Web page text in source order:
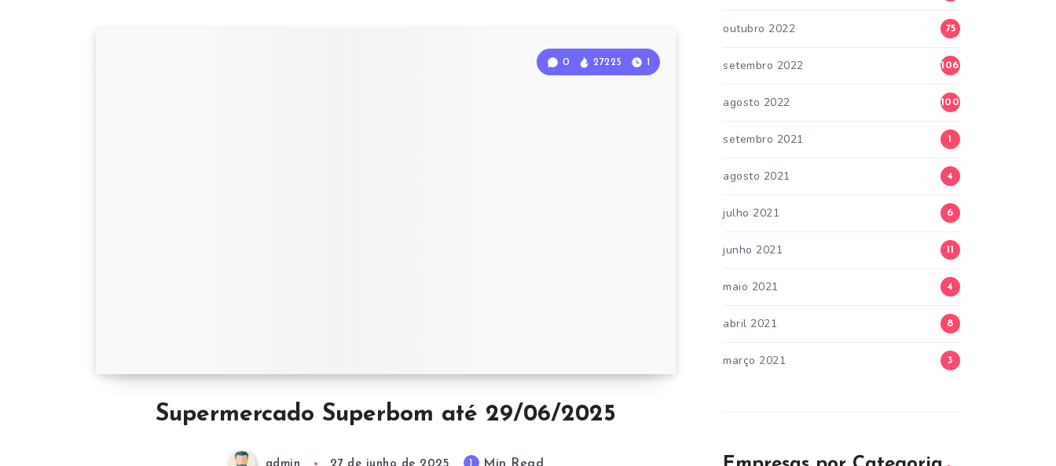
Supermercado Superbom até 29/06/2025
0 27225 1
outubro 2022 75
setembro 2022 106
agosto 2022 100
setembro 2021 1
agosto 2021 4
julho 2021 6
junho 2021 11
maio 2021 4
abril 2021 8
março 2021 3